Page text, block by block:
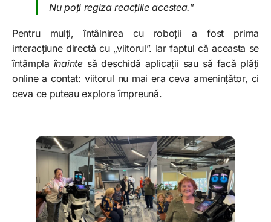
Nu poți regiza reacțiile acestea.”
Pentru mulți, întâlnirea cu roboții a fost prima
interacțiune directă cu „viitorul”. Iar faptul că aceasta se
întâmpla înaintesă deschidă aplicații sau să facă plăți
online a contat: viitorul nu mai era ceva amenințător, ci
ceva ce puteau explora împreună.